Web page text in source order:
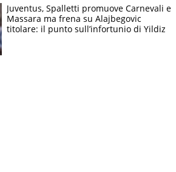
Juventus, Spalletti promuove Carnevali e
Massara ma frena su Alajbegovic
titolare: il punto sull’infortunio di Yildiz